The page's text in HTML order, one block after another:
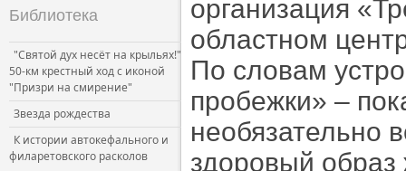
Библиотека
"Святой дух несёт на крыльях!"
50-км крестный ход с иконой
"Призри на смирение"
Звезда рождества
К истории автокефального и
филаретовского расколов
организация
областном
По словам
пробежки» –
необязательно
здоровый образ